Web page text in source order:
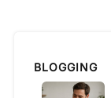
BLOGGING